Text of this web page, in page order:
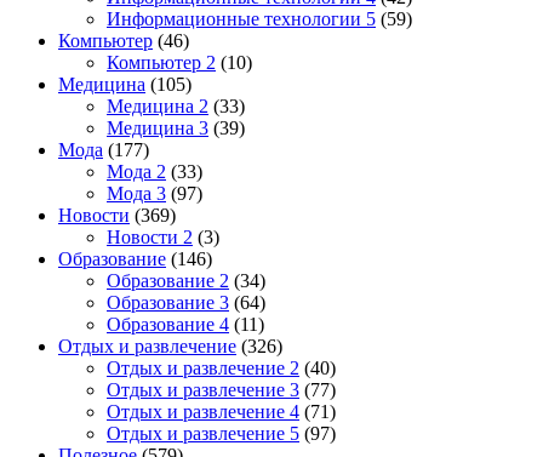
Информационные технологии 5 (59)
Компьютер (46)
Компьютер 2 (10)
Медицина (105)
Медицина 2 (33)
Медицина 3 (39)
Мода (177)
Мода 2 (33)
Мода 3 (97)
Новости (369)
Новости 2 (3)
Образование (146)
Образование 2 (34)
Образование 3 (64)
Образование 4 (11)
Отдых и развлечение (326)
Отдых и развлечение 2 (40)
Отдых и развлечение 3 (77)
Отдых и развлечение 4 (71)
Отдых и развлечение 5 (97)